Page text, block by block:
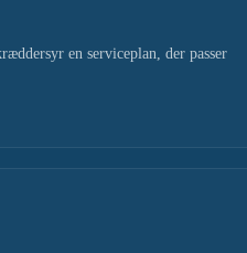
en serviceplan, der passer